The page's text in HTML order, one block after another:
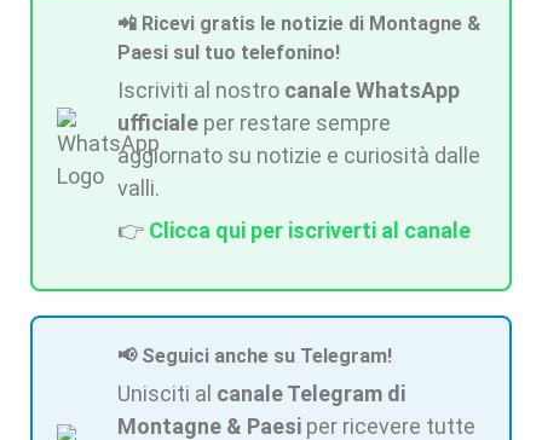
📲 Ricevi gratis le notizie di Montagne &
Paesi sul tuo telefonino!
Iscriviti al nostro canale WhatsApp
ufficiale per restare sempre
aggiornato su notizie e curiosità dalle
valli.
👉 Clicca qui per iscriverti al canale
📢 Seguici anche su Telegram!
Unisciti al canale Telegram di
Montagne & Paesi per ricevere tutte